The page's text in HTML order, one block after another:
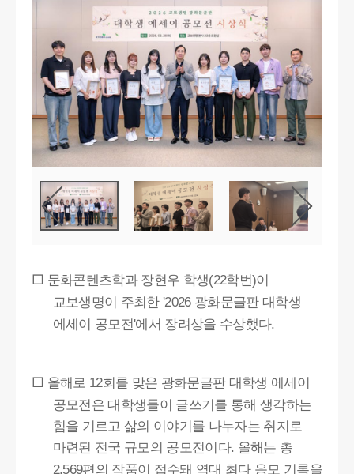
□ 문화콘텐츠학과 장현우 학생(22학번)이
교보생명이 주최한 '2026 광화문글판 대학생
에세이 공모전'에서 장려상을 수상했다.
□ 올해로 12회를 맞은 광화문글판 대학생 에세이
공모전은 대학생들이 글쓰기를 통해 생각하는
힘을 기르고 삶의 이야기를 나누자는 취지로
마련된 전국 규모의 공모전이다. 올해는 총
2,569편의 작품이 접수돼 역대 최다 응모 기록을